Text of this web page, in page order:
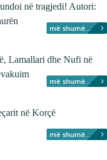
në tragjedi! Autori:
më shumë...
Lamallari dhe Nufi në
më shumë...
në Korçë
më shumë...